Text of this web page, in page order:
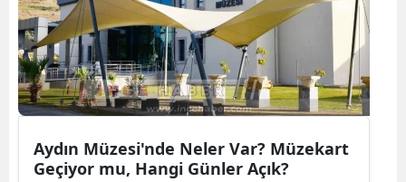
Aydın Müzesi'nde Neler Var? Müzekart
Geçiyor mu, Hangi Günler Açık?